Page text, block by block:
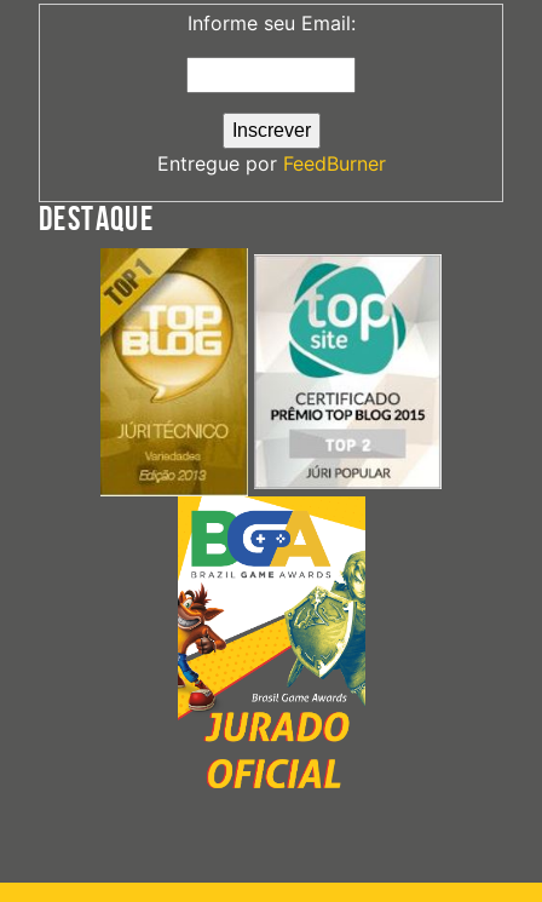
Informe seu Email:
Entregue por FeedBurner
DESTAQUE